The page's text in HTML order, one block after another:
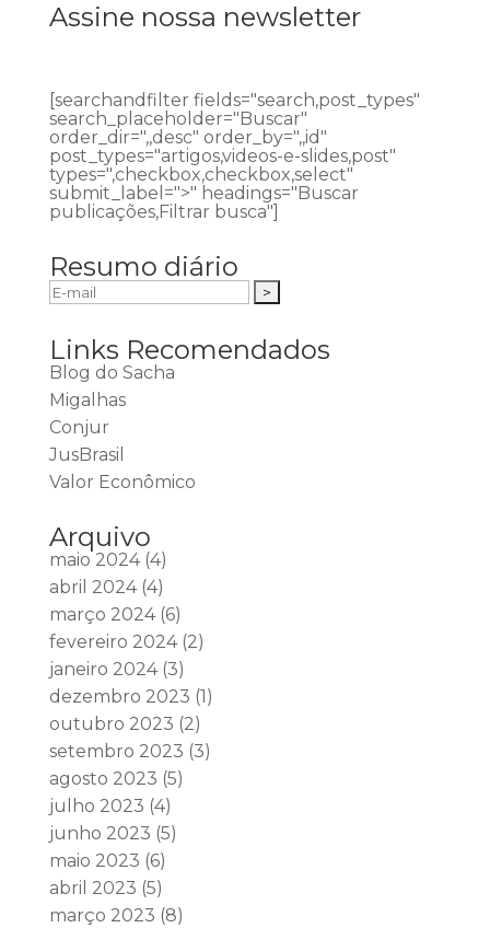
Assine nossa newsletter
[searchandfilter fields="search,post_types"
search_placeholder="Buscar"
order_dir=",,desc" order_by=",,id"
post_types="artigos,videos-e-slides,post"
types=",checkbox,checkbox,select"
submit_label=">" headings="Buscar
publicações,Filtrar busca"]
Resumo diário
Links Recomendados
Blog do Sacha
Migalhas
Conjur
JusBrasil
Valor Econômico
Arquivo
maio 2024(4)
abril 2024(4)
março 2024(6)
fevereiro 2024(2)
janeiro 2024(3)
dezembro 2023 (1)
outubro 2023 (2)
setembro 2023 (3)
agosto 2023 (5)
julho 2023 (4)
junho 2023 (5)
maio 2023 (6)
abril 2023 (5)
março 2023 (8)